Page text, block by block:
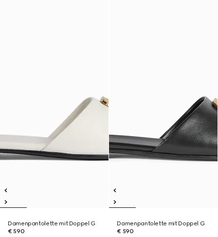
Damenpantolette mit Doppel G
€ 590
Damenpantolette mit Doppel G
€ 590